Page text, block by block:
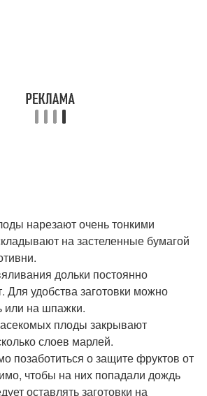
нарезают очень тонкими
на застеленные бумагой
дольки постоянно
Для удобства заготовки можно
или на шпажки.
плоды закрывают
слоев марлей.
позаботиться о защите фруктов от
чтобы на них попадали дождь
оставлять заготовки на